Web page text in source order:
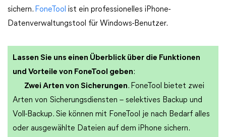
sichern. FoneTool ist ein professionelles iPhone-
Datenverwaltungstool für Windows-Benutzer.
Lassen Sie uns einen Überblick über die Funktionen
und Vorteile von FoneTool geben:
Zwei Arten von Sicherungen. FoneTool bietet zwei
Arten von Sicherungsdiensten – selektives Backup und
Voll-Backup. Sie können mit FoneTool je nach Bedarf alles
oder ausgewählte Dateien auf dem iPhone sichern.